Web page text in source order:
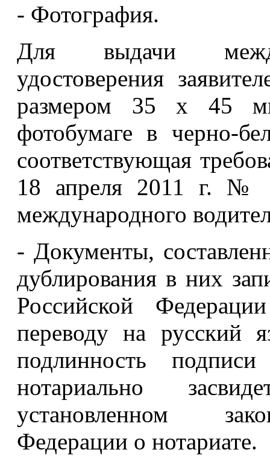
- Фотография.
Для выдачи
удостоверения
размером 35 x 45
фотобумаге в черно-
соответствующая
18 апреля 2011 г. №
международного
- Документы,
дублирования в них
Российской
переводу на русский
подлинность
нотариально
установленном
Федерации о нотариате.